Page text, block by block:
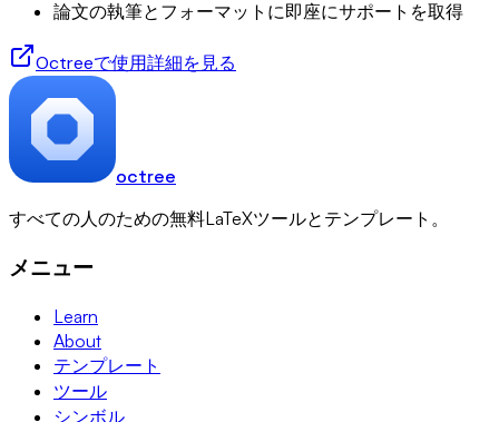
論文の執筆とフォーマットに即座にサポートを取得
Octreeで使用詳細を見る
octree
すべての人のための無料LaTeXツールとテンプレート。
メニュー
Learn
About
テンプレート
ツール
シンボル